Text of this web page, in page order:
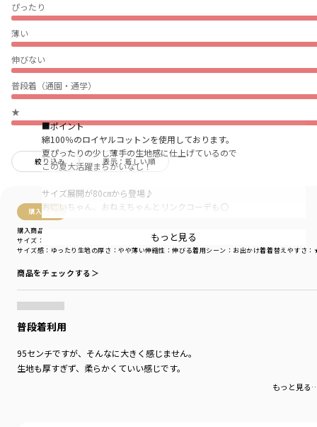
ぴったり
薄い
伸びない
普段着（通園・通学）
★
絞り込み 表示：新しい順
購入商品
購入商品
サイズ感 ：ゆったり 生地の厚さ ：やや薄い伸縮性 ：伸びる着用シーン ：お出かけ着着替えやすさ
サイズ：110cm
商品をチェックする＞
普段着利用
95センチですが、そんなに大きく感じません。
生地も厚すぎず、柔らかくていい感じです。
もっと見る
■ポイント
綿100％のロイヤルコットンを使用しております。
夏ぴったりの少し薄手の生地感に仕上げているので
この夏大活躍まちがいなし！
サイズ展開が80㎝から登場♪
おにいちゃん、おねえちゃんとリンクコーデも〇
80㎝と90㎝のみ肩ボタンの使用になります。
フォトプリントに落書きデザインを落とし込んだ
カラーによってフォトアートも落書きもすべて違うので
オリジナル感のあるアートデザインになっています。
フォトアートシリーズは
ブランシェス限定デザインTシャツ
もおすすめです。
もっと見る